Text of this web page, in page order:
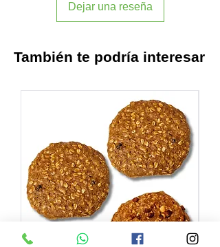
Dejar una reseña
También te podría interesar